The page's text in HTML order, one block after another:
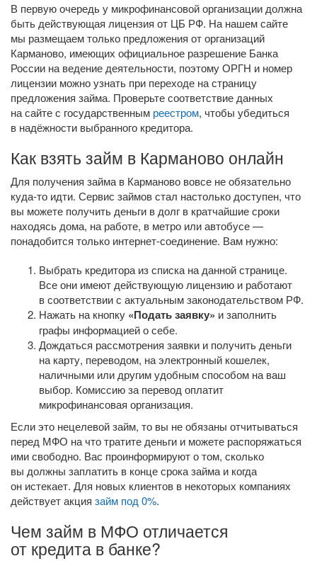
В первую очередь у микрофинансовой организации должна
быть действующая лицензия от ЦБ РФ. На нашем сайте
мы размещаем только предложения от организаций
Карманово, имеющих официальное разрешение Банка
России на ведение деятельности, поэтому ОРГН и номер
лицензии можно узнать при переходе на страницу
предложения займа. Проверьте соответствие данных
на сайте с государственным реестром, чтобы убедиться
в надёжности выбранного кредитора.
Как взять займ в Карманово онлайн
Для получения займа в Карманово вовсе не обязательно
куда-то идти. Сервис займов стал настолько доступен, что
вы можете получить деньги в долг в кратчайшие сроки
находясь дома, на работе, в метро или автобусе —
понадобится только интернет-соединение. Вам нужно:
Выбрать кредитора из списка на данной странице.
Все они имеют действующую лицензию и работают
в соответствии с актуальным законодательством РФ.
Нажать на кнопку «Подать заявку» и заполнить
графы информацией о себе.
Дождаться рассмотрения заявки и получить деньги
на карту, переводом, на электронный кошелек,
наличными или другим удобным способом на ваш
выбор. Комиссию за перевод оплатит
микрофинансовая организация.
Если это нецелевой займ, то вы не обязаны отчитываться
перед МФО на что тратите деньги и можете распоряжаться
ими свободно. Вас проинформируют о том, сколько
вы должны заплатить в конце срока займа и когда
он истекает. Для новых клиентов в некоторых компаниях
действует акция займ под 0%.
Чем займ в МФО отличается
от кредита в банке?